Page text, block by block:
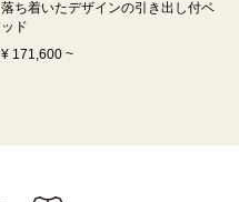
落ち着いたデザインの引き出し付ベ
ッド
¥ 171,600 ~